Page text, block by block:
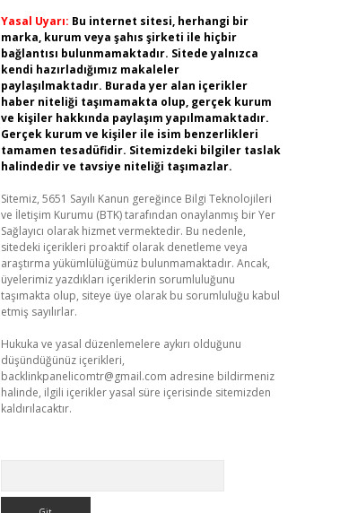
Yasal Uyarı: Bu internet sitesi, herhangi bir
marka, kurum veya şahıs şirketi ile hiçbir
bağlantısı bulunmamaktadır. Sitede yalnızca
kendi hazırladığımız makaleler
paylaşılmaktadır. Burada yer alan içerikler
haber niteliği taşımamakta olup, gerçek kurum
ve kişiler hakkında paylaşım yapılmamaktadır.
Gerçek kurum ve kişiler ile isim benzerlikleri
tamamen tesadüfidir. Sitemizdeki bilgiler taslak
halindedir ve tavsiye niteliği taşımazlar.
Sitemiz, 5651 Sayılı Kanun gereğince Bilgi Teknolojileri
ve İletişim Kurumu (BTK) tarafından onaylanmış bir Yer
Sağlayıcı olarak hizmet vermektedir. Bu nedenle,
sitedeki içerikleri proaktif olarak denetleme veya
araştırma yükümlülüğümüz bulunmamaktadır. Ancak,
üyelerimiz yazdıkları içeriklerin sorumluluğunu
taşımakta olup, siteye üye olarak bu sorumluluğu kabul
etmiş sayılırlar.
Hukuka ve yasal düzenlemelere aykırı olduğunu
düşündüğünüz içerikleri,
backlinkpanelicomtr@gmail.com adresine bildirmeniz
halinde, ilgili içerikler yasal süre içerisinde sitemizden
kaldırılacaktır.